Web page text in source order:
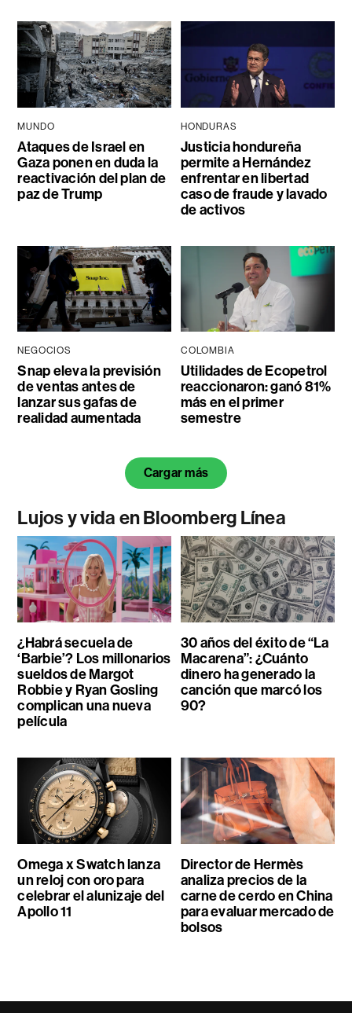
MUNDO
Ataques de Israel en
Gaza ponen en duda la
reactivación del plan de
paz de Trump
HONDURAS
Justicia hondureña
permite a Hernández
enfrentar en libertad
caso de fraude y lavado
de activos
NEGOCIOS
Snap eleva la previsión
de ventas antes de
lanzar sus gafas de
realidad aumentada
COLOMBIA
Utilidades de Ecopetrol
reaccionaron: ganó 81%
más en el primer
semestre
Cargar más
Lujos y vida en Bloomberg Línea
¿Habrá secuela de
‘Barbie’? Los millonarios
sueldos de Margot
Robbie y Ryan Gosling
complican una nueva
película
30 años del éxito de “La
Macarena”: ¿Cuánto
dinero ha generado la
canción que marcó los
90?
Omega x Swatch lanza
un reloj con oro para
celebrar el alunizaje del
Apollo 11
Director de Hermès
analiza precios de la
carne de cerdo en China
para evaluar mercado de
bolsos